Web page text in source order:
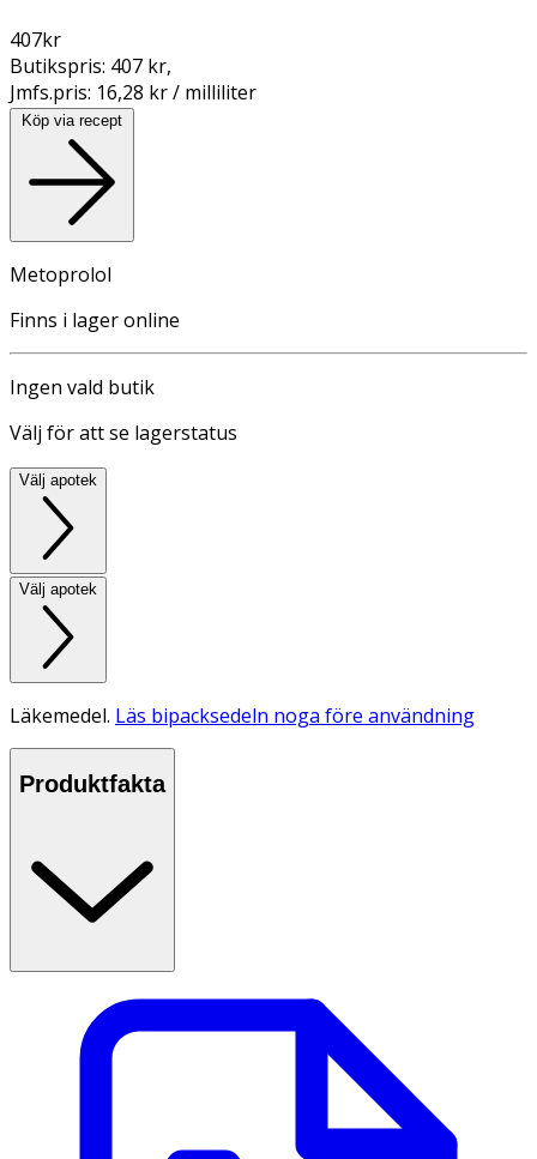
407kr
Butikspris: 407 kr,
Jmfs.pris: 16,28 kr / milliliter
Köp via recept
Metoprolol
Finns i lager online
Ingen vald butik
Välj för att se lagerstatus
Välj apotek
Välj apotek
Läkemedel. Läs bipacksedeln noga före användning
Produktfakta